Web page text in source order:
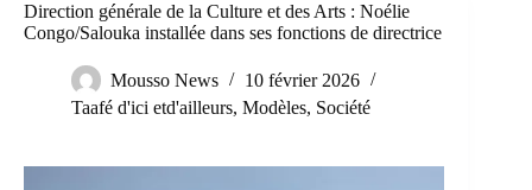
Direction générale de la Culture et des Arts : Noélie
Congo/Salouka installée dans ses fonctions de directrice
Mousso News
10 février 2026
Taafé d'ici etd'ailleurs, Modèles, Société